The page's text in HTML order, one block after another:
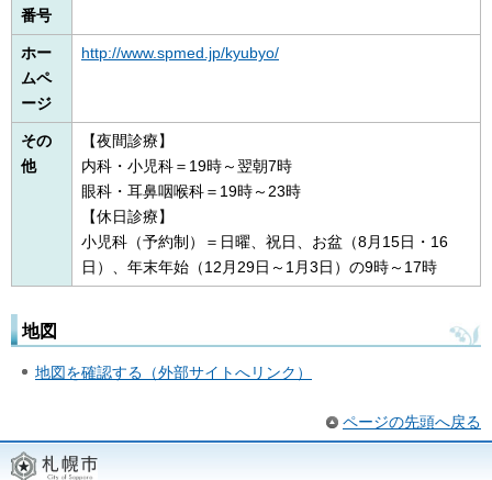
番号
ホー
ムペ
ージ
http://www.spmed.jp/kyubyo/
その
他
【夜間診療】
内科・小児科＝19時～翌朝7時
眼科・耳鼻咽喉科＝19時～23時
【休日診療】
小児科（予約制）＝日曜、祝日、お盆（8月15日・16
日）、年末年始（12月29日～1月3日）の9時～17時
地図
地図を確認する（外部サイトへリンク）
ページの先頭へ戻る